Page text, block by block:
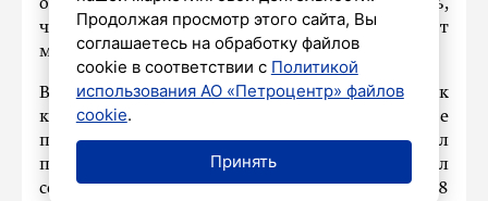
обратиться в суд. На заседании она жаловалась,
что в квартире сверху постоянно громко играет
музыка и отмечают праздники.
В свою очередь, 42-летний собственник
квартиры рассказал, что сдаёт жилье
приличным квартирантам, но пообещал
переговорить с ними. Суд всё равно запретил
собственнику шуметь в своём жилье с 22 до 8
Продолжая просмотр этого сайта, Вы
соглашаетесь на обработку файлов
cookie в соответствии с Политикой
использования АО «Петроцентр» файлов
cookie.
Принять